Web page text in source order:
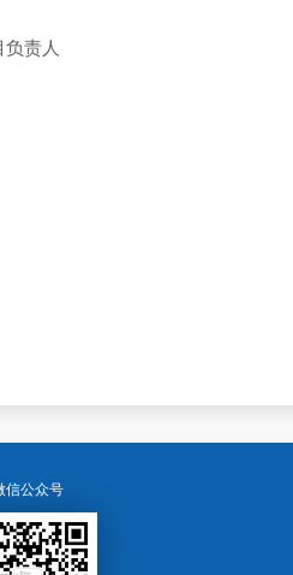
责人
信公众号